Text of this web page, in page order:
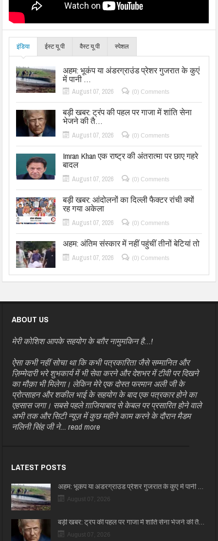
इंडिया ईस्ट यू.पी वैस्ट यू.पी स्पेशल
अहम: भूकंप या अंडरग्राउंड प्रेशर गुजरात के कुएं
में पानी …
August 07, 2026 (0) Comments
बड़ी खबर: ट्रंप की पहल पर गाजा में शांति सेना
भेजने की तै…
August 07, 2026 (0) Comments
Imran Khan एक राष्ट्र की अंतरात्मा पर छाए गहरे
बादल
August 07, 2026 (0) Comments
बड़ी खबर: आंदोलनों का दिल्ली फैक्टर रांची क्यों
रह गया अकेला
August 07, 2026 (0) Comments
अहम: अंतिम संस्कार में नहीं पहुंचीं तीनों बेटियां तो
August 07, 2026 (0) Comments
ABOUT US
मेरी कोशिश आपके सहयोग के बग़ैर नामुमकिन है…!
ऐसा कभी नहीं सोचा था कि कभी पत्रकारिता जैसे सम्मानित और
ज़िम्मेदारी भरे शुभकार्य में भी सेवा करने और देशभर में टीवी पर दिखने
का मौक़ा भी मिलेगा। लेकिन मेरे एक दोस्त फरमान अली जी के
प्रोत्साहन और शकील भाई के सहयोग के बाद एक पत्रकार होने का
एहसास जगा। सबसे पहले ग़ाजियाबाद से केबल पर प्रसारित होने वाले
अभी तक और सिटी न्यूज़ में कुछ महीने काम करने के दौरान मैडम
नलिनी सिंह जी ने...read more
LATEST POSTS
अहम: भूकंप या अंडरग्राउंड प्रेशर गुजरात के कुएं में पानी …
August 07, 2026
बड़ी खबर: ट्रंप की पहल पर गाजा में शांति सेना भेजने की तै…
August 07, 2026